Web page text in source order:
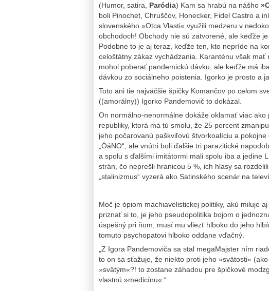
(Humor, satira, Paródia) Kam sa hrabú na nášho
boli Pinochet, Chruščov, Honecker, Fidel Castro a
slovenského »Otca Vlasti« využili medzeru v
obchodoch! Obchody nie sú zatvorené, ale keďže
Podobne to je aj teraz, keďže ten, kto nepríde na
celoštátny zákaz vychádzania. Karanténu však
mohol poberať pandemickú dávku, ale keďže má
dávkou zo sociálneho poistenia. Igorko je prosto a
Toto ani tie najväčšie špičky Komančov po celom
((amorálny)) Igorko Pandemovič to dokázal.
On normálno-nenormálne dokáže oklamať viac
republiky, ktorá má tú smolu, že 25 percent
jeho počarovanú paškviľovú štvorkoalíciu a
„ÓáNO“, ale vnútri boli ďalšie tri parazitické
a spolu s ďalšími imitátormi mali spolu iba a jedine
strán, čo neprešli hranicou 5 %, ich hlasy sa
„stalinizmus“ vyzerá ako Satinského scenár na
Moč je ópiom machiavelistickej politiky, akú miluje
priznať si to, je jeho pseudopolitika bojom o
úspešný pri ňom, musí mu vliezť hlboko do jeho
tomuto psychopatovi hlboko oddane vďačný.
„Z Igora Pandemoviča sa stal megaMajster ním
to on sa sťažuje, že niekto proti jeho »svätosti«
»svätým«?! to zostane záhadou pre špičkové
vlastnú »medicínu«.“